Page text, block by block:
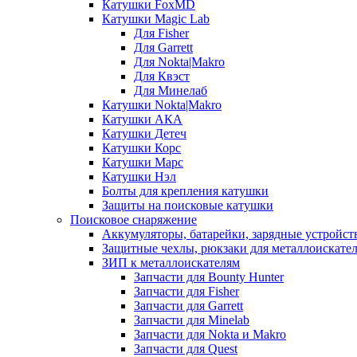
Катушки FoxMD
Катушки Magic Lab
Для Fisher
Для Garrett
Для Nokta|Makro
Для Квэст
Для Минелаб
Катушки Nokta|Makro
Катушки АКА
Катушки Детеч
Катушки Корс
Катушки Марс
Катушки Нэл
Болты для крепления катушки
Защиты на поисковые катушки
Поисковое снаряжение
Аккумуляторы, батарейки, зарядные
Защитные чехлы, рюкзаки для
ЗИП к металлоискателям
Запчасти для Bounty Hunter
Запчасти для Fisher
Запчасти для Garrett
Запчасти для Minelab
Запчасти для Nokta и Makro
Запчасти для Quest